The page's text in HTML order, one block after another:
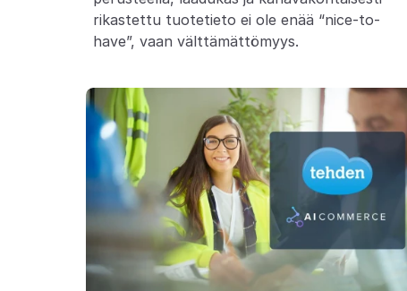
rikastettu tuotetieto ei ole enää “nice-to-
have”, vaan välttämättömyys.